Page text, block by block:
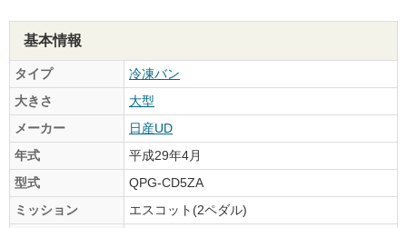
基本情報
タイプ
冷凍バン
大きさ
大型
メーカー
日産UD
年式
平成29年4月
型式
QPG-CD5ZA
ミッション
エスコット(2ペダル)